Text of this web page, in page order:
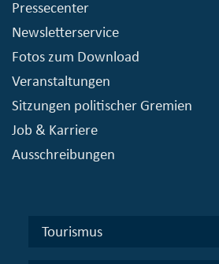
Pressecenter
Newsletterservice
Fotos zum Download
Veranstaltungen
Sitzungen politischer Gremien
Job & Karriere
Ausschreibungen
Tourismus